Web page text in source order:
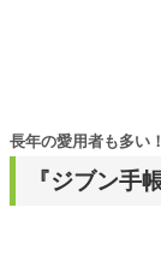
『ジブン手
長年の愛用者も多い！